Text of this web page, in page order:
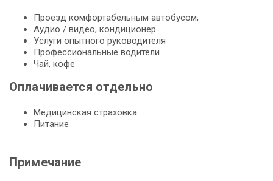
Проезд комфортабельным автобусом;
Аудио / видео, кондиционер
Услуги опытного руководителя
Профессиональные водители
Чай, кофе
Оплачивается отдельно
Медицинская страховка
Питание
Примечание